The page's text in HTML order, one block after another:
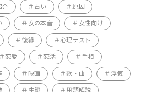
介 占い 原因
女の本音 女性向け
復縁 心理テスト
恋愛 恋活 手相
映画 歌・曲 浮気
生態 用語解説